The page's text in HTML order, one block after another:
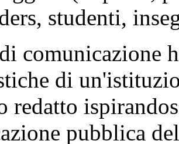
studenti,
comunicazione
di
redatto
pubblica